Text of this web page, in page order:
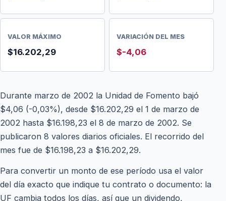
VALOR MÁXIMO
$16.202,29
VARIACIÓN DEL MES
$-4,06
Durante marzo de 2002 la Unidad de Fomento bajó
$4,06 (-0,03%), desde $16.202,29 el 1 de marzo de
2002 hasta $16.198,23 el 8 de marzo de 2002. Se
publicaron 8 valores diarios oficiales. El recorrido del
mes fue de $16.198,23 a $16.202,29.
Para convertir un monto de ese período usa el valor
del día exacto que indique tu contrato o documento: la
UF cambia todos los días, así que un dividendo,